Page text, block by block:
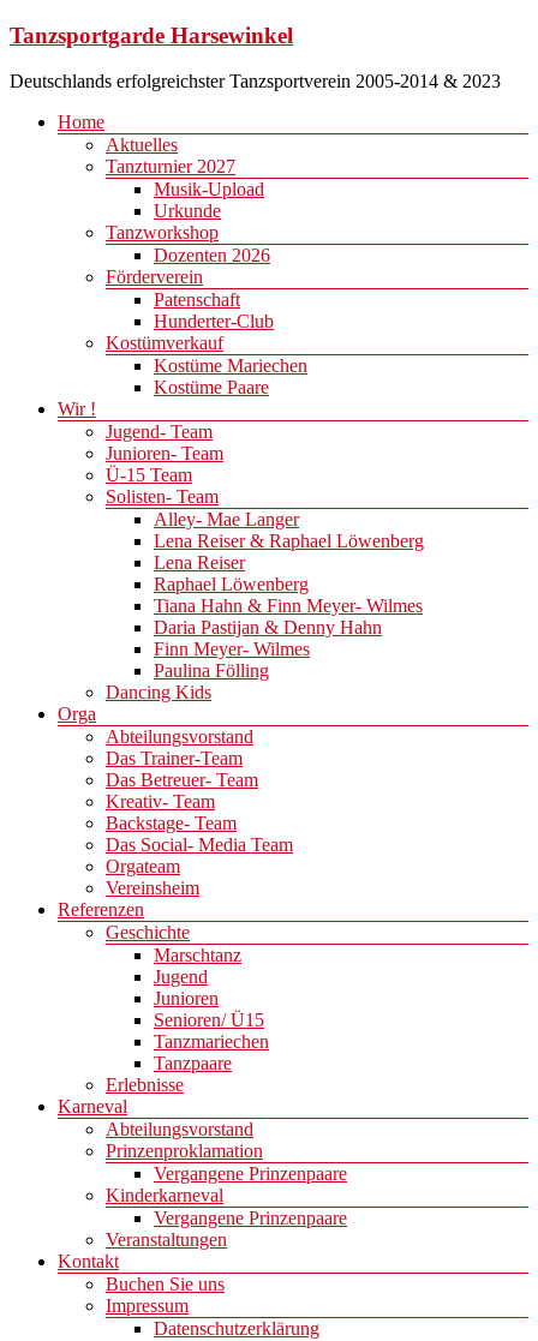
Zum
springen
Tanzsportgarde Harsewinkel
Deutschlands erfolgreichster Tanzsportverein 2005-2014 & 2023
Menü
Home
Aktuelles
Tanzturnier 2027
Musik-Upload
Urkunde
Tanzworkshop
Dozenten 2026
Förderverein
Patenschaft
Hunderter-Club
Kostümverkauf
Kostüme Mariechen
Kostüme Paare
Wir !
Jugend- Team
Junioren- Team
Ü-15 Team
Solisten- Team
Alley- Mae Langer
Lena Reiser & Raphael Löwenberg
Lena Reiser
Raphael Löwenberg
Tiana Hahn & Finn Meyer- Wilmes
Daria Pastijan & Denny Hahn
Finn Meyer- Wilmes
Paulina Fölling
Dancing Kids
Orga
Abteilungsvorstand
Das Trainer-Team
Das Betreuer- Team
Kreativ- Team
Backstage- Team
Das Social- Media Team
Orgateam
Vereinsheim
Referenzen
Geschichte
Marschtanz
Jugend
Junioren
Senioren/ Ü15
Tanzmariechen
Tanzpaare
Erlebnisse
Karneval
Abteilungsvorstand
Prinzenproklamation
Vergangene Prinzenpaare
Kinderkarneval
Vergangene Prinzenpaare
Veranstaltungen
Kontakt
Buchen Sie uns
Impressum
Datenschutzerklärung